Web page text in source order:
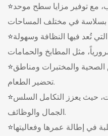
مع توفير مزايا سطح موحد
تُعد فيها النظافة وسهولة
الصحية والمختبرات ومناطق
تحضير الطعام.
حيث يعزز التكامل السلس
الجمال والوظائف.
في إطالة عمرها وفعاليتها